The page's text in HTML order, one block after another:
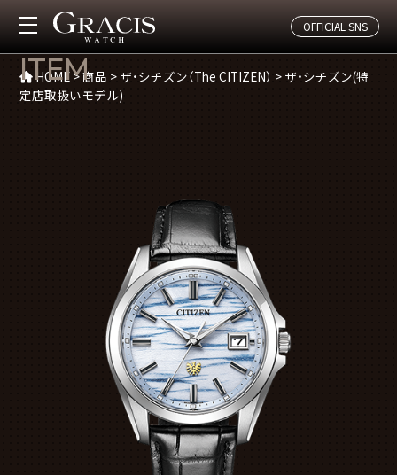
OFFICIAL SNS
商品(ザ・シチズン(特定店取扱いモデル))
ITEM
HOME>商品 > ザ・シチズン（The CITIZEN） > ザ・シチズン(特
定店取扱いモデル)